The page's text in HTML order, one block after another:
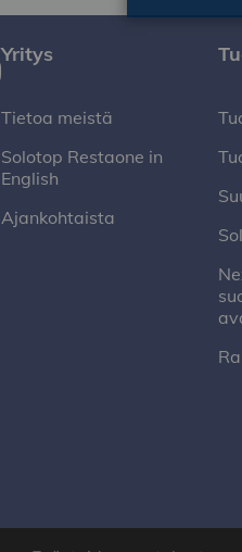
Yritys
Tietoa meistä
Solotop Restaone in
English
Ajankohtaista